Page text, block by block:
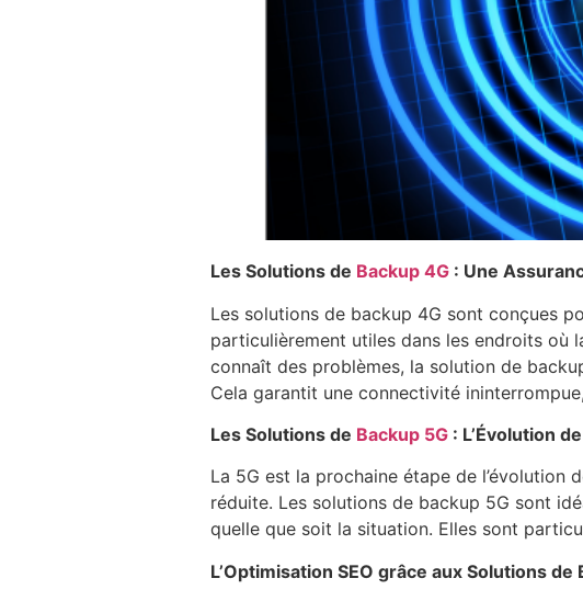
Les Solutions de Backup 4G : Une
Les solutions de backup 4G sont conçues
particulièrement utiles dans les endroits où
connaît des problèmes, la solution de
Cela garantit une connectivité
Les Solutions de Backup 5G : L’Évolution
La 5G est la prochaine étape de
réduite. Les solutions de backup 5G sont
quelle que soit la situation. Elles sont
L’Optimisation SEO grâce aux Solutions de